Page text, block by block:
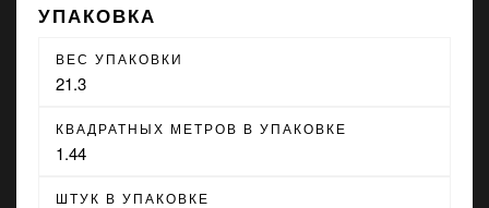
УПАКОВКА
ВЕС УПАКОВКИ
21.3
КВАДРАТНЫХ МЕТРОВ В УПАКОВКЕ
1.44
ШТУК В УПАКОВКЕ